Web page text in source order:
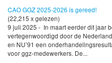
CAO GGZ 2025-2026 is gereed!
(22,215 x gelezen)
9 juli 2025 - In maart eerder dit jaar
vertegenwoordigd door de
en NU’91 een
voor ggz-medewerkers. De...